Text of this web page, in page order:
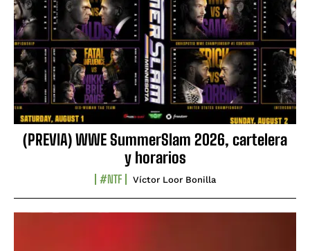
(PREVIA) WWE SummerSlam 2026, cartelera
y horarios
#NTF Víctor Loor Bonilla